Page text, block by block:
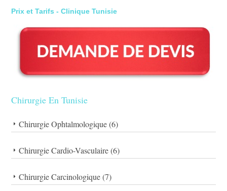
Prix et Tarifs - Clinique Tunisie
Chirurgie En Tunisie
Chirurgie Ophtalmologique (6)
Chirurgie Cardio-Vasculaire (6)
Chirurgie Carcinologique (7)